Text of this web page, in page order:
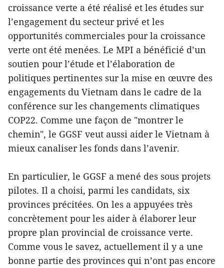
croissance verte a été réalisé et les études sur
l’engagement du secteur privé et les
opportunités commerciales pour la croissance
verte ont été menées. Le MPI a bénéficié d’un
soutien pour l’étude et l’élaboration de
politiques pertinentes sur la mise en œuvre des
engagements du Vietnam dans le cadre de la
conférence sur les changements climatiques
COP22. Comme une façon de "montrer le
chemin", le GGSF veut aussi aider le Vietnam à
mieux canaliser les fonds dans l’avenir.
En particulier, le GGSF a mené des sous projets
pilotes. Il a choisi, parmi les candidats, six
provinces précitées. On les a appuyées très
concrètement pour les aider à élaborer leur
propre plan provincial de croissance verte.
Comme vous le savez, actuellement il y a une
bonne partie des provinces qui n’ont pas encore